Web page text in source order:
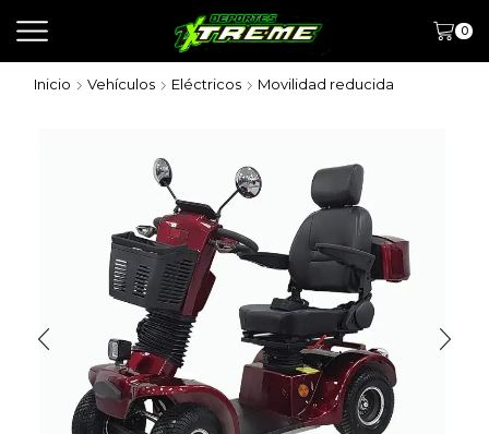
0
Inicio Vehículos Eléctricos Movilidad reducida